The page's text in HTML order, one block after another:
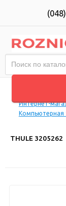
(048)
Интернет-
Компьютерная
THULE 3205262